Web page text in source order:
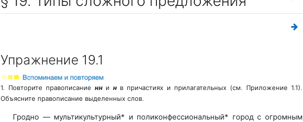
Упражнение 19.1
1. Повторите правописание нн и н в причастиях и прилагательных (см. Приложение 1.1).
Объясните правописание выделенных слов.
Гродно — мультикультурный* и поликонфессиональный* городс огромным